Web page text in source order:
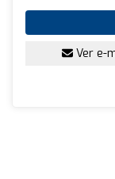
Ver e-